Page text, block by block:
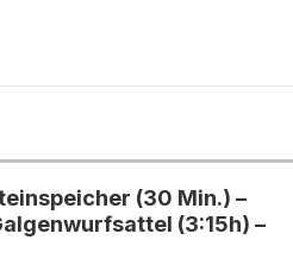
(30 Min.) –
(3:15h) –